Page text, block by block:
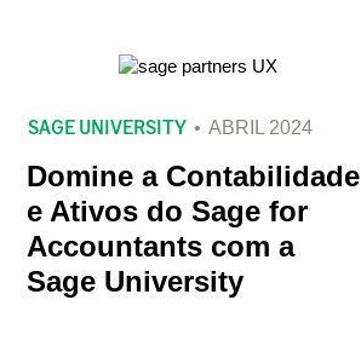
SAGE UNIVERSITY ABRIL 2024
Domine a Contabilidade
e Ativos do Sage for
Accountants com a
Sage University